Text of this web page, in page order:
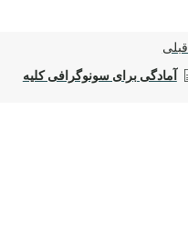
قبلی
آمادگی برای سونوگرافی کلیه